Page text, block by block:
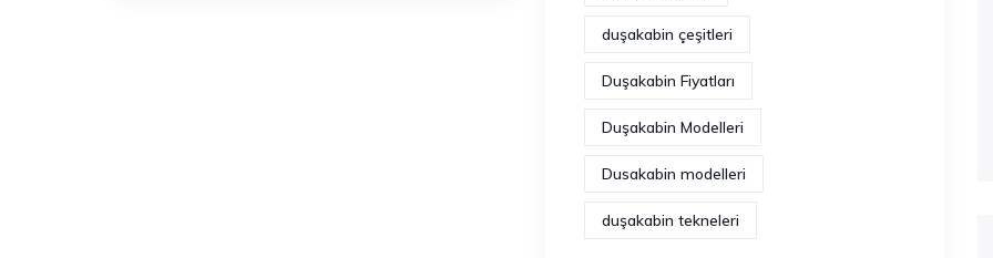
duşakabin çeşitleri
Duşakabin Fiyatları
Duşakabin Modelleri
Dusakabin modelleri
duşakabin tekneleri